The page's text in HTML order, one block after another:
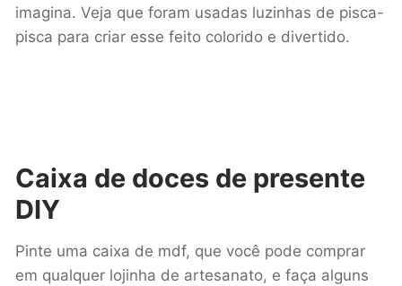
imagina. Veja que foram usadas luzinhas de pisca-
pisca para criar esse feito colorido e divertido.
Caixa de doces de presente
DIY
Pinte uma caixa de mdf, que você pode comprar
em qualquer lojinha de artesanato, e faça alguns